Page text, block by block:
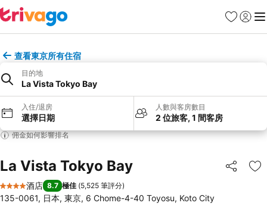
收藏夾
登入 選
查看東京所有住宿
目的地
La Vista Tokyo Bay
入住/退房
選擇日期
人數與客房數目
2 位旅客, 1 間客房
佣金如何影響排名
La Vista Tokyo Bay 分享
放
4 星級
酒店 8.7 極佳 (5,525 筆評分)
135-0061, 日本, 東京, 6 Chome-4-40 Toyosu, Koto City